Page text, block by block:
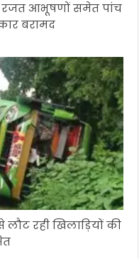
रजत आभूषणों समेत पांच
बरामद
रही खिलाड़ियों की